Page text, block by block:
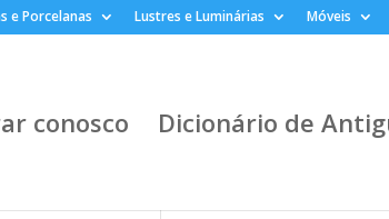
e Porcelanas Lustres e Luminárias Móveis
conosco Dicionário de